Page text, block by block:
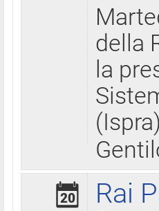
della
la
20
Rai